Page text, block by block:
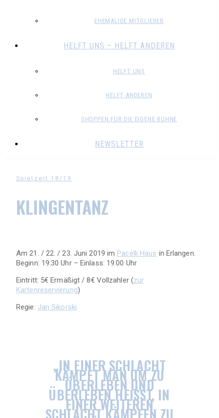
EHEMALIGE MITGLIEDER
HELFT UNS – HELFT ANDEREN
HELFT UNS
HELFT ANDEREN
SHOPPEN FÜR DIE EIGENE BÜHNE
NEWSLETTER
Spielzeit 18/19
KLINGENTANZ
Am 21. / 22. / 23. Juni 2019 im Pacelli Haus in Erlangen.
Beginn: 19:30 Uhr – Einlass: 19:00 Uhr
Eintritt: 5€ Ermäßigt / 8€ Vollzahler (zur
Kartenreservierung)
Regie: Jan Sikorski
„IN EINER SCHLACHT
KÄMPFT MAN UM ZU
ÜBERLEBEN UND
ÜBERLEBEN HEISST, IN E
INER WEITEREN S
CHLACHT KÄMPFEN ZU K